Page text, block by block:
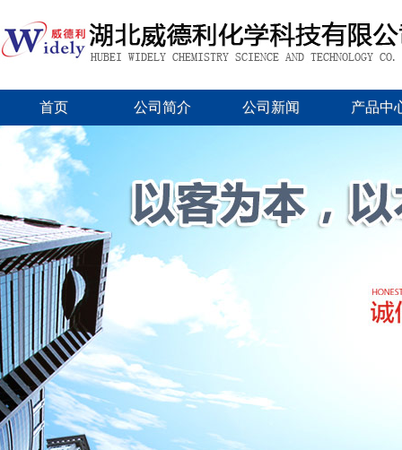
首页 公司简介 公司新闻 产品中